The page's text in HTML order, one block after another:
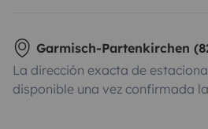
Garmisch-Partenkirchen
La dirección exacta de
disponible una vez confirmada